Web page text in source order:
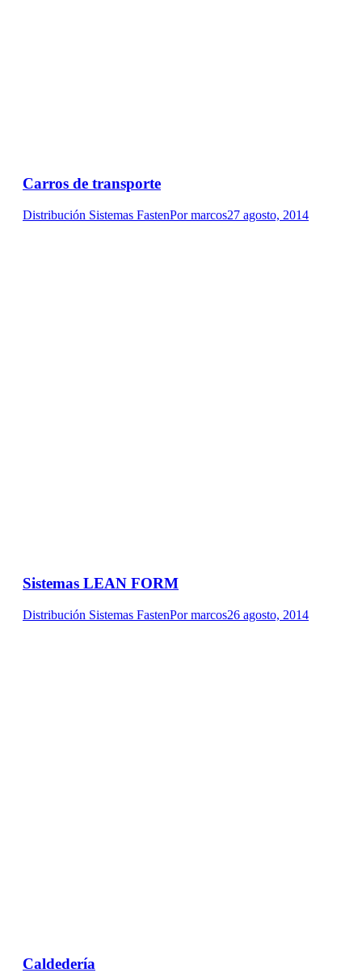
Carros de transporte
Distribución Sistemas FastenPormarcos27 agosto, 2014
Sistemas LEAN FORM
Distribución Sistemas FastenPormarcos26 agosto, 2014
Caldedería